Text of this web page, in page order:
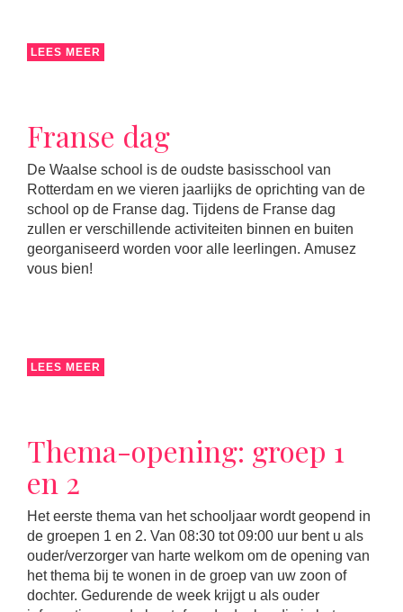
LEES MEER
Franse dag
De Waalse school is de oudste basisschool van
Rotterdam en we vieren jaarlijks de oprichting van de
school op de Franse dag. Tijdens de Franse dag
zullen er verschillende activiteiten binnen en buiten
georganiseerd worden voor alle leerlingen. Amusez
vous bien!
LEES MEER
Thema-opening: groep 1
en 2
Het eerste thema van het schooljaar wordt geopend in
de groepen 1 en 2. Van 08:30 tot 09:00 uur bent u als
ouder/verzorger van harte welkom om de opening van
het thema bij te wonen in de groep van uw zoon of
dochter. Gedurende de week krijgt u als ouder